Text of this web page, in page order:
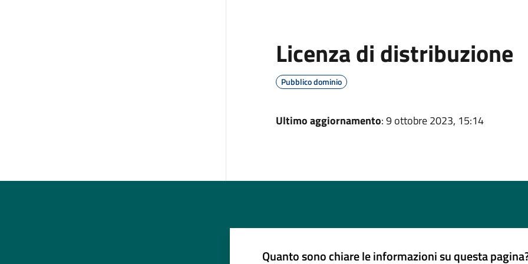
Licenza di distribuzione
Pubblico dominio
Ultimo aggiornamento: 9 ottobre 2023, 15:14
Quanto sono chiare le informazioni su questa